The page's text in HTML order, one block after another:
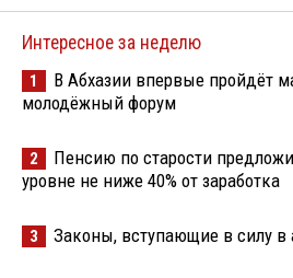
Интересное за неделю
1
В Абхазии впервые пройдёт
молодёжный форум
2
Пенсию по старости
уровне не ниже 40% от заработка
3 Законы, вступающие в силу в